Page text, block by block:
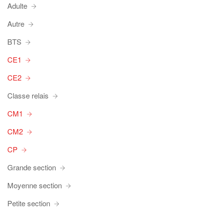
Adulte
Autre
BTS
CE1
CE2
Classe relais
CM1
CM2
CP
Grande section
Moyenne section
Petite section